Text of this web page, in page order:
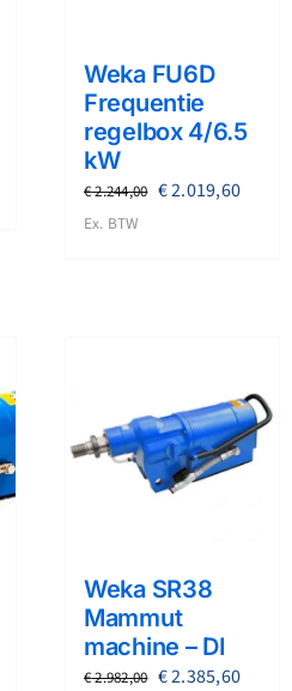
Weka FU6D
Frequentie
regelbox 4/6.5
kW
€2.244,00 Oorspronkelijke
€2.019,60Huidige
Ex. BTW
Weka SR38
Mammut
machine – DI
€2.982,00 Oorspronkelijke
€2.385,60Huidige